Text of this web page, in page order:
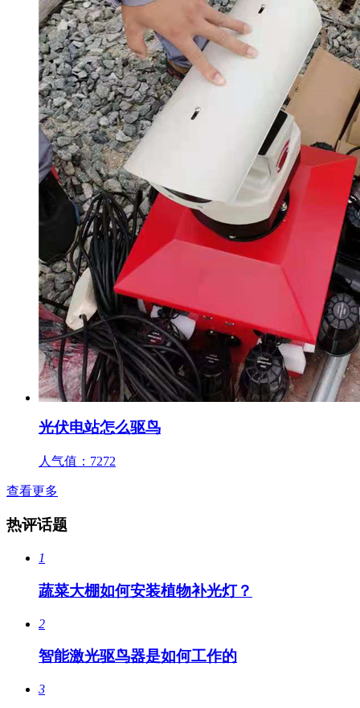
光伏电站怎么驱鸟
人气值： 7272
查看更多
热评话题
1
蔬菜大棚如何安装植物补光灯？
2
智能激光驱鸟器是如何工作的
3